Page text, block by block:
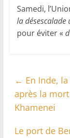
Samedi,
la désescalade
pour éviter «
← En Inde,
après la mort
Khamenei
Le port de